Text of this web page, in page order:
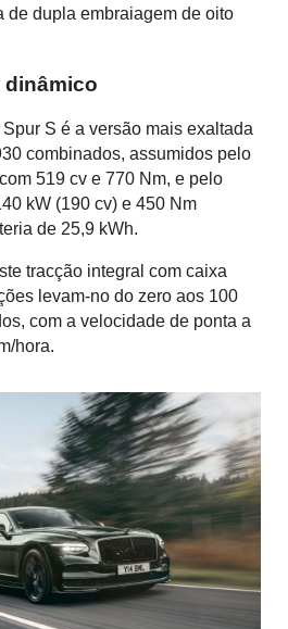
de dupla embraiagem de oito
dinâmico
S é a versão mais exaltada
combinados, assumidos pelo
519 cv e 770 Nm, e pelo
kW (190 cv) e 450 Nm
de 25,9 kWh.
tracção integral com caixa
levam-no do zero aos 100
com a velocidade de ponta a
hora.